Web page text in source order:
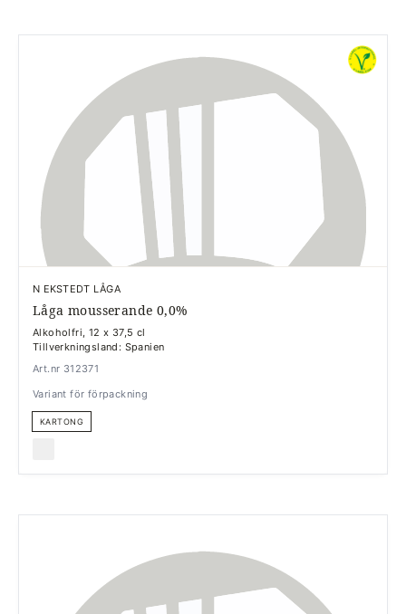
N EKSTEDT LÅGA
Låga mousserande 0,0%
Alkoholfri, 12 x 37,5 cl
Tillverkningsland: Spanien
Art.nr 312371
Variant för förpackning
KARTONG